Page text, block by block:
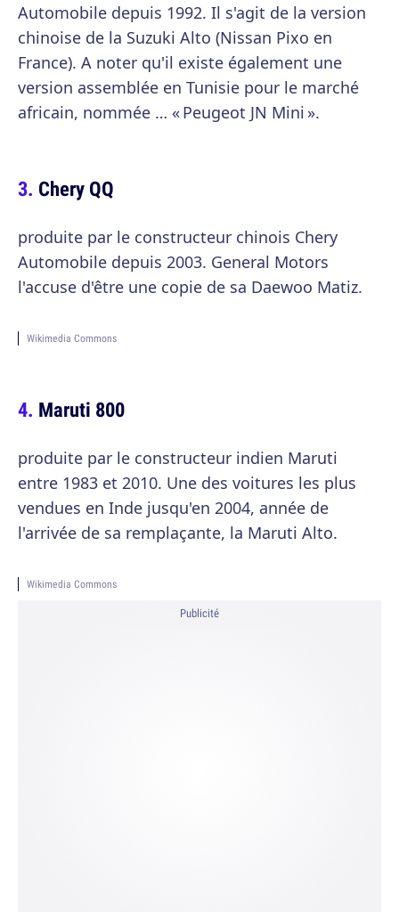
Automobile depuis 1992. Il s'agit de la version
chinoise de la Suzuki Alto (Nissan Pixo en
France). A noter qu'il existe également une
version assemblée en Tunisie pour le marché
africain, nommée … « Peugeot JN Mini ».
Chery QQ
produite par le constructeur chinois Chery
Automobile depuis 2003. General Motors
l'accuse d'être une copie de sa Daewoo Matiz.
Wikimedia Commons
Maruti 800
produite par le constructeur indien Maruti
entre 1983 et 2010. Une des voitures les plus
vendues en Inde jusqu'en 2004, année de
l'arrivée de sa remplaçante, la Maruti Alto.
Wikimedia Commons
Publicité